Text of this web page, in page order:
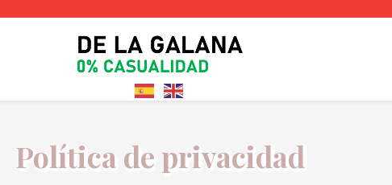
Política de privacidad